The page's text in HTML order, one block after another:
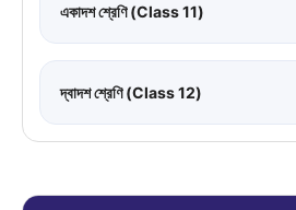
একাদশ শ্রেণি (Class 11)
দ্বাদশ শ্রেণি (Class 12)